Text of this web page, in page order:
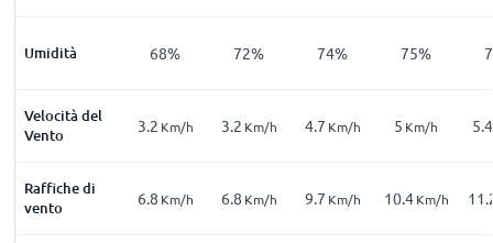
Umidità 68% 72% 74% 75%
Velocità del
Vento
3.2 Km/h 3.2 Km/h 4.7 Km/h 5 Km/h 5.4
Raffiche di
vento
6.8 Km/h 6.8 Km/h 9.7 Km/h 10.4Km/h